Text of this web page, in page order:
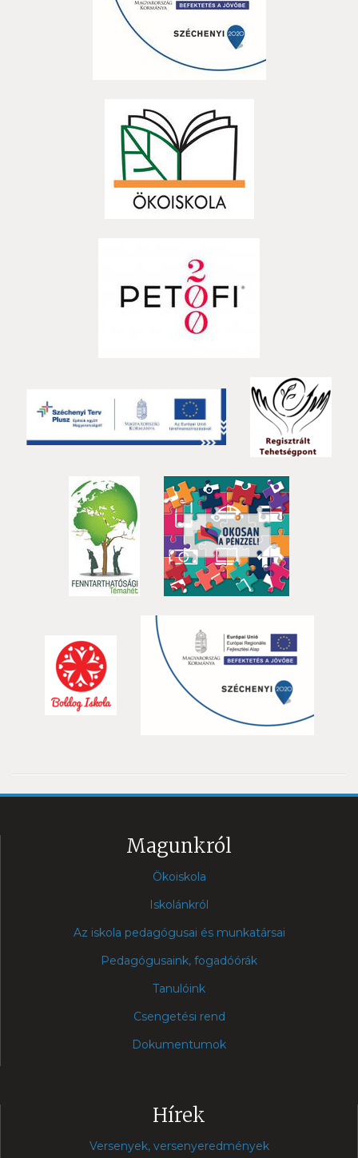
Magunkról
Ökoiskola
Iskolánkról
Az iskola pedagógusai és munkatársai
Pedagógusaink, fogadóórák
Tanulóink
Csengetési rend
Dokumentumok
Hírek
Versenyek, versenyeredmények